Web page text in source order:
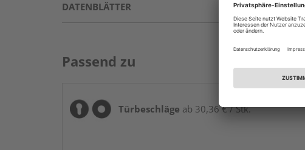
DATENBLÄTTER
Passend zu
Türbeschläge ab 30,36 € / Stk.